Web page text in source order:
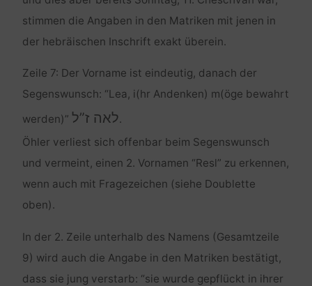
stimmen die Angaben in den Matriken mit jenen in
der hebräischen Inschrift exakt überein.
Zeile 7: Der Vorname ist eindeutig, danach der
Segenswunsch: “Lea, i(hr Andenken) m(öge bewahrt
werden)” לאה ז”ל.
Öhler verliest sich offenbar beim Segenswunsch
und vermeint, einen 2. Vornamen “Resl” zu erkennen,
wenn auch mit Fragezeichen (siehe Doublette
oben).
In der 2. Zeile unterhalb des Namens (Gesamtzeile
9) wird auch die Angabe in den Matriken bestätigt,
dass sie jung verstarb: “sie wurde gepflückt in ihrer